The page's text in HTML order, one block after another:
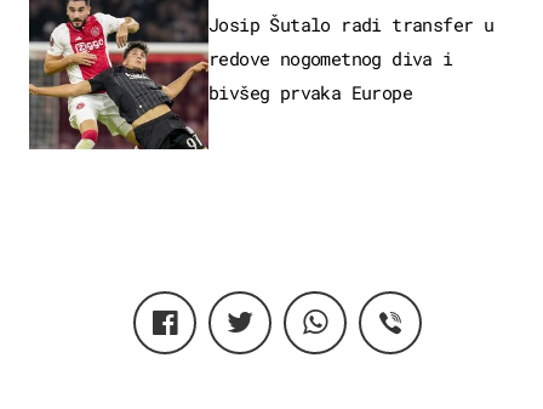
Josip Šutalo radi transfer u
redove nogometnog diva i
bivšeg prvaka Europe